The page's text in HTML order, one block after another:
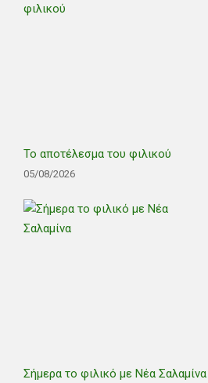
Το αποτέλεσμα του φιλικού
05/08/2026
Σήμερα το φιλικό με Νέα Σαλαμίνα